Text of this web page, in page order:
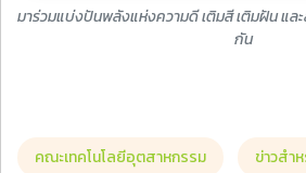
มาร่วมแบ่งปันพลังแห่งความดี เติมสี เติมฝัน แล
กัน
คณะเทคโนโลยีอุตสาหกรรม ข่าวสำ